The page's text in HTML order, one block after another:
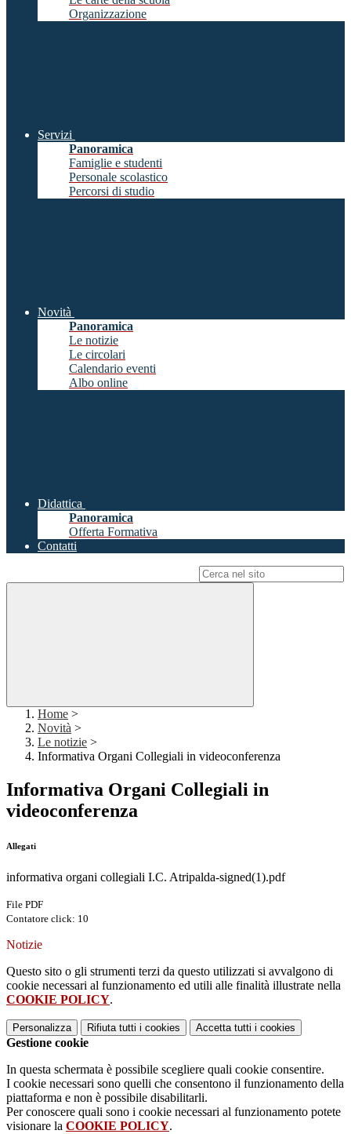
Organizzazione
Servizi
Panoramica
Famiglie e studenti
Personale scolastico
Percorsi di studio
Novità
Panoramica
Le notizie
Le circolari
Calendario eventi
Albo online
Didattica
Panoramica
Offerta Formativa
Contatti
Home >
Novità >
Le notizie >
Informativa Organi Collegiali in videoconferenza
Informativa Organi Collegiali in
videoconferenza
Allegati
informativa organi collegiali I.C. Atripalda-signed(1).pdf
File PDF
Contatore click: 10
Notizie
Questo sito o gli strumenti terzi da questo utilizzati si avvalgono di
cookie necessari al funzionamento ed utili alle finalità illustrate nella
COOKIE POLICY.
Personalizza Rifiuta tutti i cookies Accetta tutti i cookies
Gestione cookie
In questa schermata è possibile scegliere quali cookie consentire.
I cookie necessari sono quelli che consentono il funzionamento della
piattaforma e non è possibile disabilitarli.
Per conoscere quali sono i cookie necessari al funzionamento potete
visionare la COOKIE POLICY.